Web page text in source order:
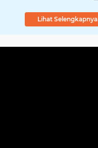
Lihat Selengkapnya